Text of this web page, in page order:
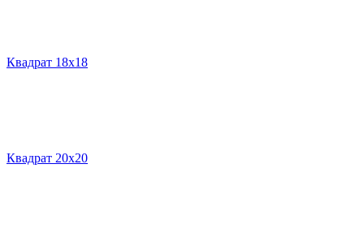
Квадрат 18х18
Квадрат 20х20